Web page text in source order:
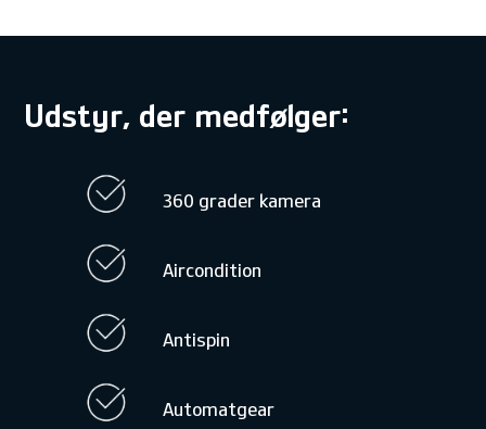
Udstyr, der medfølger:
360 grader kamera
Aircondition
Antispin
Automatgear